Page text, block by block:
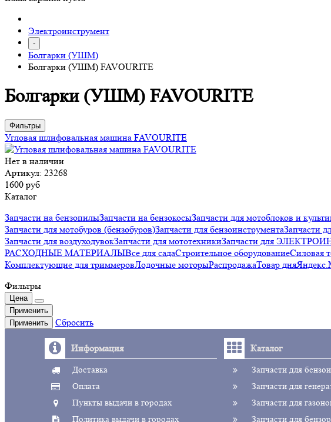
Электроинструмент
-
Болгарки (УШМ)
Болгарки (УШМ) FAVOURITE
Болгарки (УШМ) FAVOURITE
Фильтры
Угловая шлифовальная машина FAVOURITE
Нет в наличии
Артикул: 23268
1600 руб
Каталог
Запчасти на бензопилыЗапчасти на бензокосыЗапчасти для мотоблоков и
Запчасти для мотобуров (бензобуров)Запчасти для бензоинструментаЗапчасти
Запчасти для воздуходувокЗапчасти для мототехникиЗапчасти для
РАСХОДНЫЕ МАТЕРИАЛЫВсе для садаСтроительное оборудованиеСиловая
Комплектующие для триммеровЛодочные моторыРаспродажаТовар дня
Фильтры
Цена
Применить
Применить
Сбросить
Информация
Доставка
Оплата
Пункты выдачи в городах
Политика выдачи в городах
Каталог
Запчасти для
Запчасти для
Запчасти для
Запчасти для